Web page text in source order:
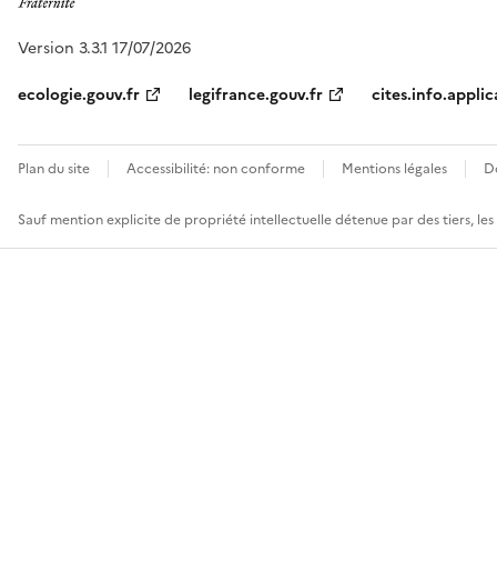
Version 3.3.1 17/07/2026
ecologie.gouv.fr
legifrance.gouv.fr
Plan du site Accessibilité: non conforme Mentions légales
Sauf mention explicite de propriété intellectuelle détenue par des tiers,